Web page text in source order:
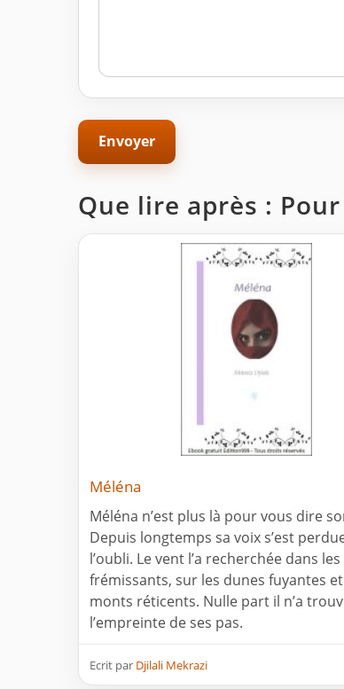
Que lire après :
Méléna
Méléna n’est plus là pour vous dire
Depuis longtemps sa voix s’est
l’oubli. Le vent l’a recherchée dans
frémissants, sur les dunes fuyantes
monts réticents. Nulle part il n’a
l’empreinte de ses pas.
Ecrit par Djilali Mekrazi